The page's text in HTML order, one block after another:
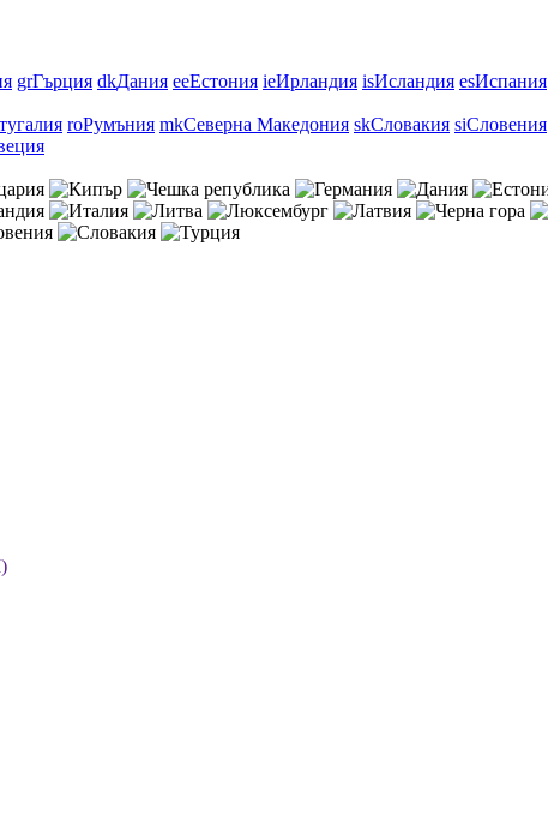
grГърция dkДания eeЕстония ieИрландия isИсландия esИспания
roРумъния mkСеверна Македония skСловакия siСловения